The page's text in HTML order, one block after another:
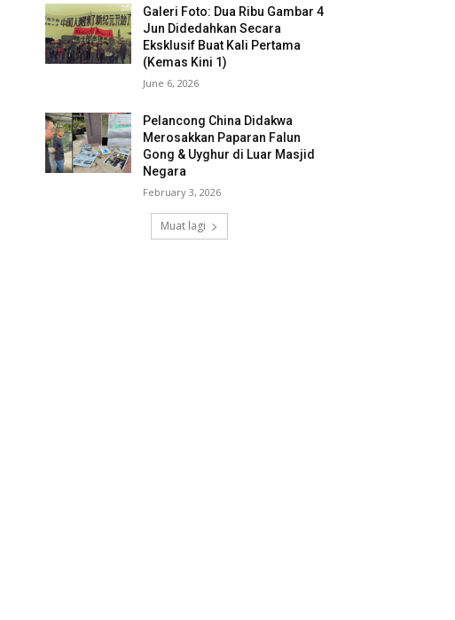
Galeri Foto: Dua Ribu Gambar 4
Jun Didedahkan Secara
Eksklusif Buat Kali Pertama
(Kemas Kini 1)
June 6, 2026
Pelancong China Didakwa
Merosakkan Paparan Falun
Gong & Uyghur di Luar Masjid
Negara
February 3, 2026
Muat lagi